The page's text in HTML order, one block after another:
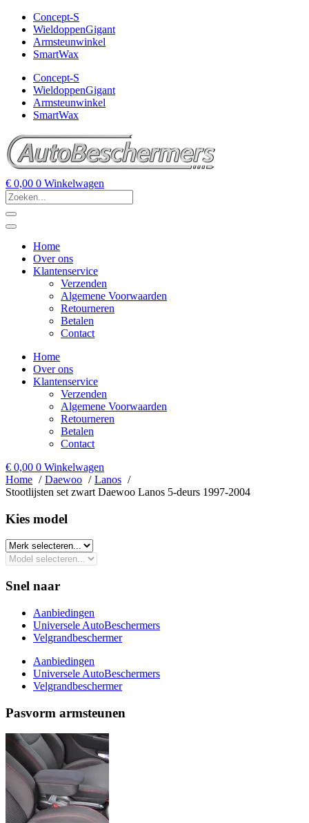
Concept-S
WieldoppenGigant
Armsteunwinkel
SmartWax
Concept-S
WieldoppenGigant
Armsteunwinkel
SmartWax
€ 0,00 0 Winkelwagen
Home
Over ons
Klantenservice
Verzenden
Algemene Voorwaarden
Retourneren
Betalen
Contact
Home
Over ons
Klantenservice
Verzenden
Algemene Voorwaarden
Retourneren
Betalen
Contact
€ 0,00 0 Winkelwagen
Home
Daewoo
Lanos
Stootlijsten set zwart Daewoo Lanos 5-deurs 1997-2004
Kies model​
Snel naar
Aanbiedingen
Universele AutoBeschermers
Velgrandbeschermer
Aanbiedingen
Universele AutoBeschermers
Velgrandbeschermer
Pasvorm armsteunen